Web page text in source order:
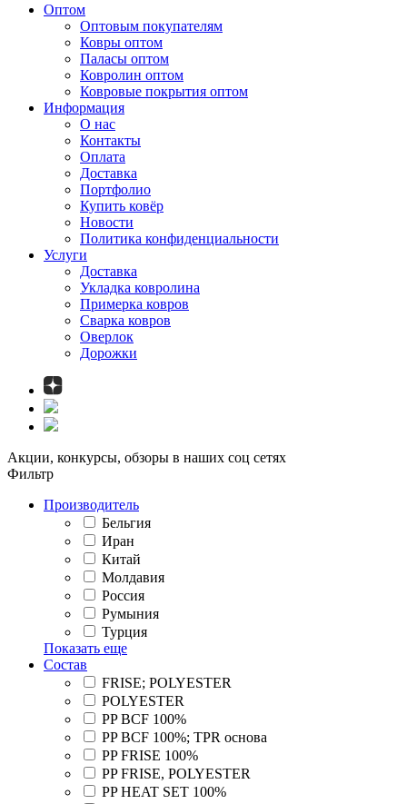
Оптом
Оптовым покупателям
Ковры оптом
Паласы оптом
Ковролин оптом
Ковровые покрытия оптом
Информация
О нас
Контакты
Оплата
Доставка
Портфолио
Купить ковёр
Новости
Политика конфиденциальности
Услуги
Доставка
Укладка ковролина
Примерка ковров
Сварка ковров
Оверлок
Дорожки
Акции, конкурсы, обзоры в наших соц сетях
Фильтр
Производитель
Бельгия
Иран
Китай
Молдавия
Россия
Румыния
Турция
Показать еще
Состав
FRISE; POLYESTER
POLYESTER
PP BCF 100%
PP BCF 100%; TPR основа
PP FRISE 100%
PP FRISE, POLYESTER
PP HEAT SET 100%